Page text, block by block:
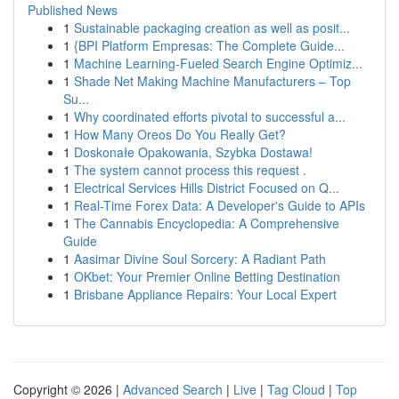
Published News
1 Sustainable packaging creation as well as posit...
1 {BPI Platform Empresas: The Complete Guide...
1 Machine Learning-Fueled Search Engine Optimiz...
1 Shade Net Making Machine Manufacturers – Top
Su...
1 Why coordinated efforts pivotal to successful a...
1 How Many Oreos Do You Really Get?
1 Doskonałe Opakowania, Szybka Dostawa!
1 The system cannot process this request .
1 Electrical Services Hills District Focused on Q...
1 Real-Time Forex Data: A Developer's Guide to APIs
1 The Cannabis Encyclopedia: A Comprehensive
Guide
1 Aasimar Divine Soul Sorcery: A Radiant Path
1 OKbet: Your Premier Online Betting Destination
1 Brisbane Appliance Repairs: Your Local Expert
Copyright © 2026 | Advanced Search | Live | Tag Cloud | Top